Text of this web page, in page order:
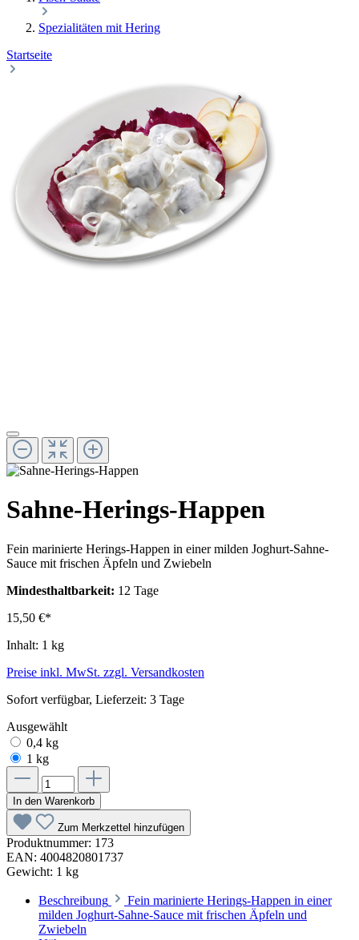
Spezialitäten mit Hering
Startseite
Sahne-Herings-Happen
Fein marinierte Herings-Happen in einer milden Joghurt-Sahne-
Sauce mit frischen Äpfeln und Zwiebeln
Mindesthaltbarkeit: 12 Tage
15,50 €*
Inhalt: 1 kg
Preise inkl. MwSt. zzgl. Versandkosten
Sofort verfügbar, Lieferzeit: 3 Tage
Ausgewählt
0,4 kg
1 kg
In den Warenkorb
Zum Merkzettel hinzufügen
Produktnummer: 173
EAN: 4004820801737
Gewicht: 1 kg
Beschreibung
Fein marinierte Herings-Happen in einer
milden Joghurt-Sahne-Sauce mit frischen Äpfeln und
Zwiebeln